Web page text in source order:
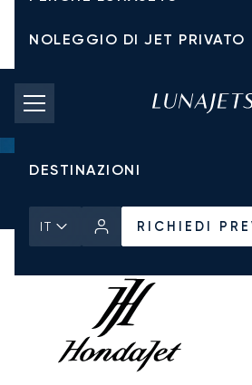
NOLEGGIO DI JET PRIVATO
TARIFFE DI NOLEGGIO
JET PRIVATI
DESTINAZIONI
IT RICHIEDI